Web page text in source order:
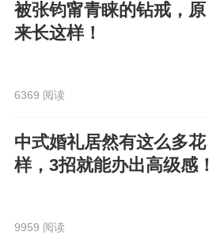
被张钧甯青睐的钻戒，原
来长这样！
6369 阅读
中式婚礼居然有这么多花
样，3招就能办出高级感！
9959 阅读